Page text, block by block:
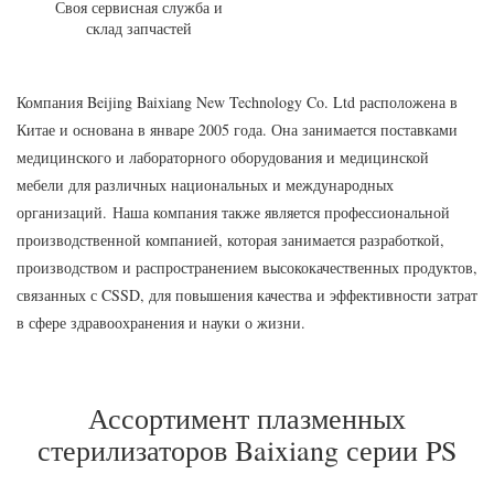
Своя сервисная служба и
склад запчастей
Компания Beijing Baixiang New Technology Co. Ltd расположена в
Китае и основана в январе 2005 года. Она занимается поставками
медицинского и лабораторного оборудования и медицинской
мебели для различных национальных и международных
организаций. Наша компания также является профессиональной
производственной компанией, которая занимается разработкой,
производством и распространением высококачественных продуктов,
связанных с CSSD, для повышения качества и эффективности затрат
в сфере здравоохранения и науки о жизни.
Ассортимент плазменных
стерилизаторов Baixiang серии PS